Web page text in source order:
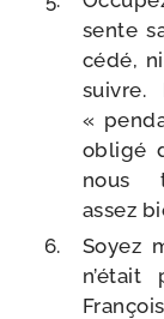
sente
cé­dé,
suivre.
«
obli­gé
nous
assez
Soyez